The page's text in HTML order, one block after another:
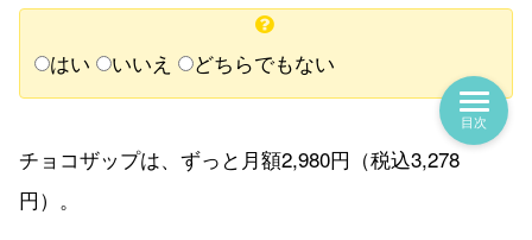
はい いいえ どちらでもない
チョコザップは、ずっと月額2,980円（税込3,278
円）。
目次